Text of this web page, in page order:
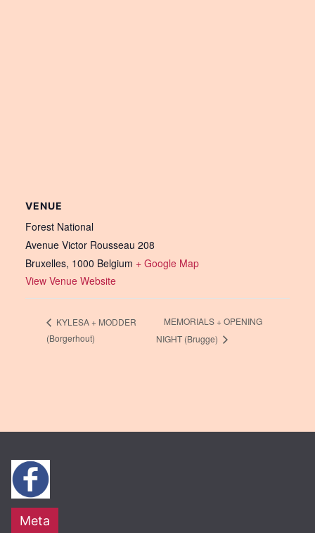
VENUE
Forest National
Avenue Victor Rousseau 208
Bruxelles, 1000 Belgium + Google Map
View Venue Website
KYLESA + MODDER
(Borgerhout)
MEMORIALS + OPENING
NIGHT (Brugge)
Meta